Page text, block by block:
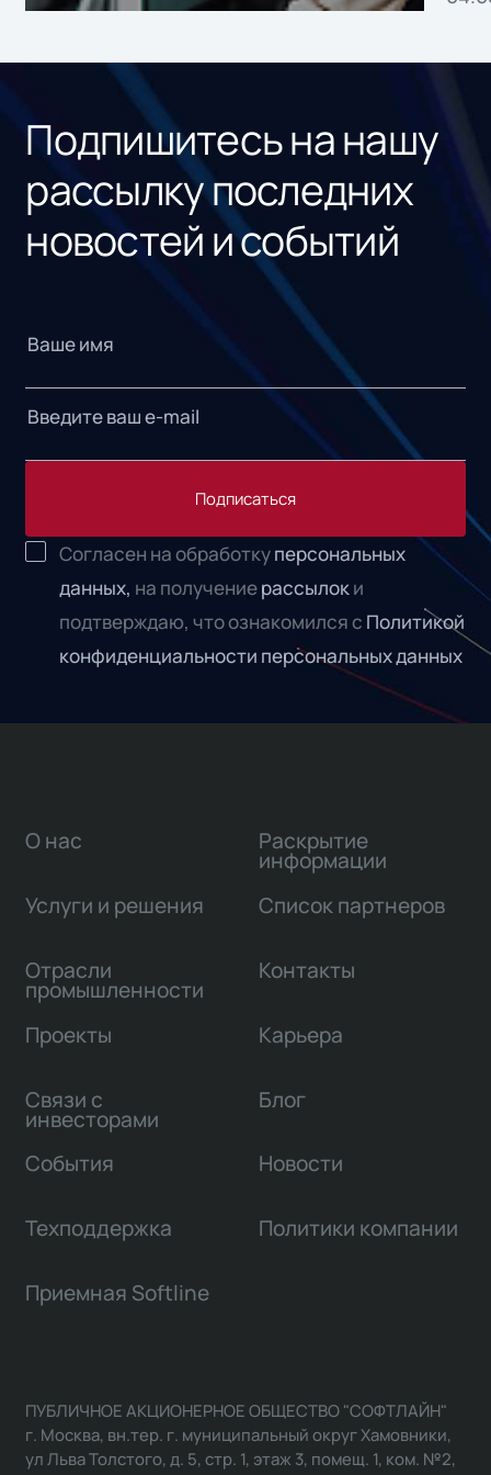
Подпишитесь на нашу
рассылку последних
новостей и событий
Подписаться
Согласен на обработкуперсональных
данных, на получениерассылоки
подтверждаю, что ознакомился с Политикой
конфиденциальности персональных данных
О нас
Услуги и решения
Отрасли
промышленности
Проекты
Связи с
инвесторами
Раскрытие
информации
Список партнеров
Контакты
Карьера
Блог
События Новости
Техподдержка Политики компании
Приемная Softline
ПУБЛИЧНОЕ АКЦИОНЕРНОЕ ОБЩЕСТВО "СОФТЛАЙН"
г. Москва, вн.тер. г. муниципальный округ Хамовники,
ул Льва Толстого, д. 5, стр. 1, этаж 3, помещ. 1, ком. №2,